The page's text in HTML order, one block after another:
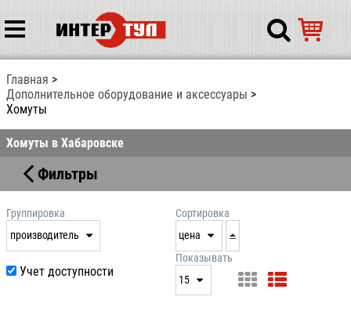
Главная
Дополнительное оборудование и аксессуары
Хомуты
Хомуты в Хабаровске
Фильтры
Группировка
производитель
производитель
Сортировка
цена
дата
цена
Учет доступности
Показывать
15